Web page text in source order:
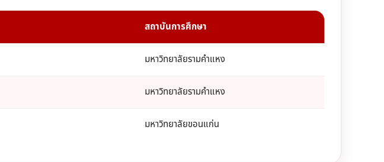
สถาบันการศึกษา
มหาวิทยาลัยรามคำแหง
มหาวิทยาลัยรามคำแหง
มหาวิทยาลัยขอนแก่น